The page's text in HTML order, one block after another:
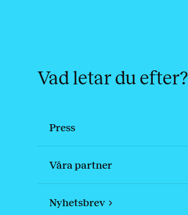
Vad letar du efter?
Press
Våra partner
Nyhetsbrev